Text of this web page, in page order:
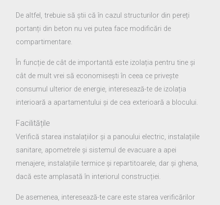
De altfel, trebuie să știi că în cazul structurilor din pereți
portanți din beton nu vei putea face modificări de
compartimentare.
În funcție de cât de importantă este izolația pentru tine și
cât de mult vrei să economisești în ceea ce privește
consumul ulterior de energie, interesează-te de izolația
interioară a apartamentului și de cea exterioară a blocului.
Facilitățile
Verifică starea instalațiilor și a panoului electric, instalațiile
sanitare, apometrele și sistemul de evacuare a apei
menajere, instalațiile termice și repartitoarele, dar și ghena,
dacă este amplasată în interiorul construcției.
De asemenea, interesează-te care este starea verificărilor